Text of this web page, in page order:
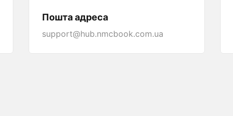
Пошта адреса
support@hub.nmcbook.com.ua